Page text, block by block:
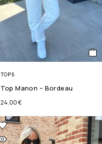
TOPS
Top Manon – Bordeau
24.00€